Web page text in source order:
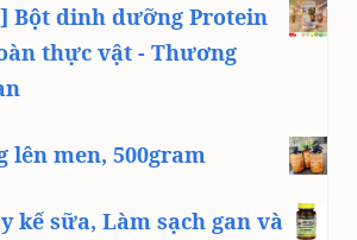
Bột dinh dưỡng Protein
thực vật - Thương
lên men, 500gram
kế sữa, Làm sạch gan và